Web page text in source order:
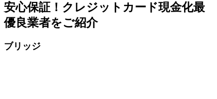
安心保証！クレジットカード現金化最
優良業者をご紹介
ブリッジ